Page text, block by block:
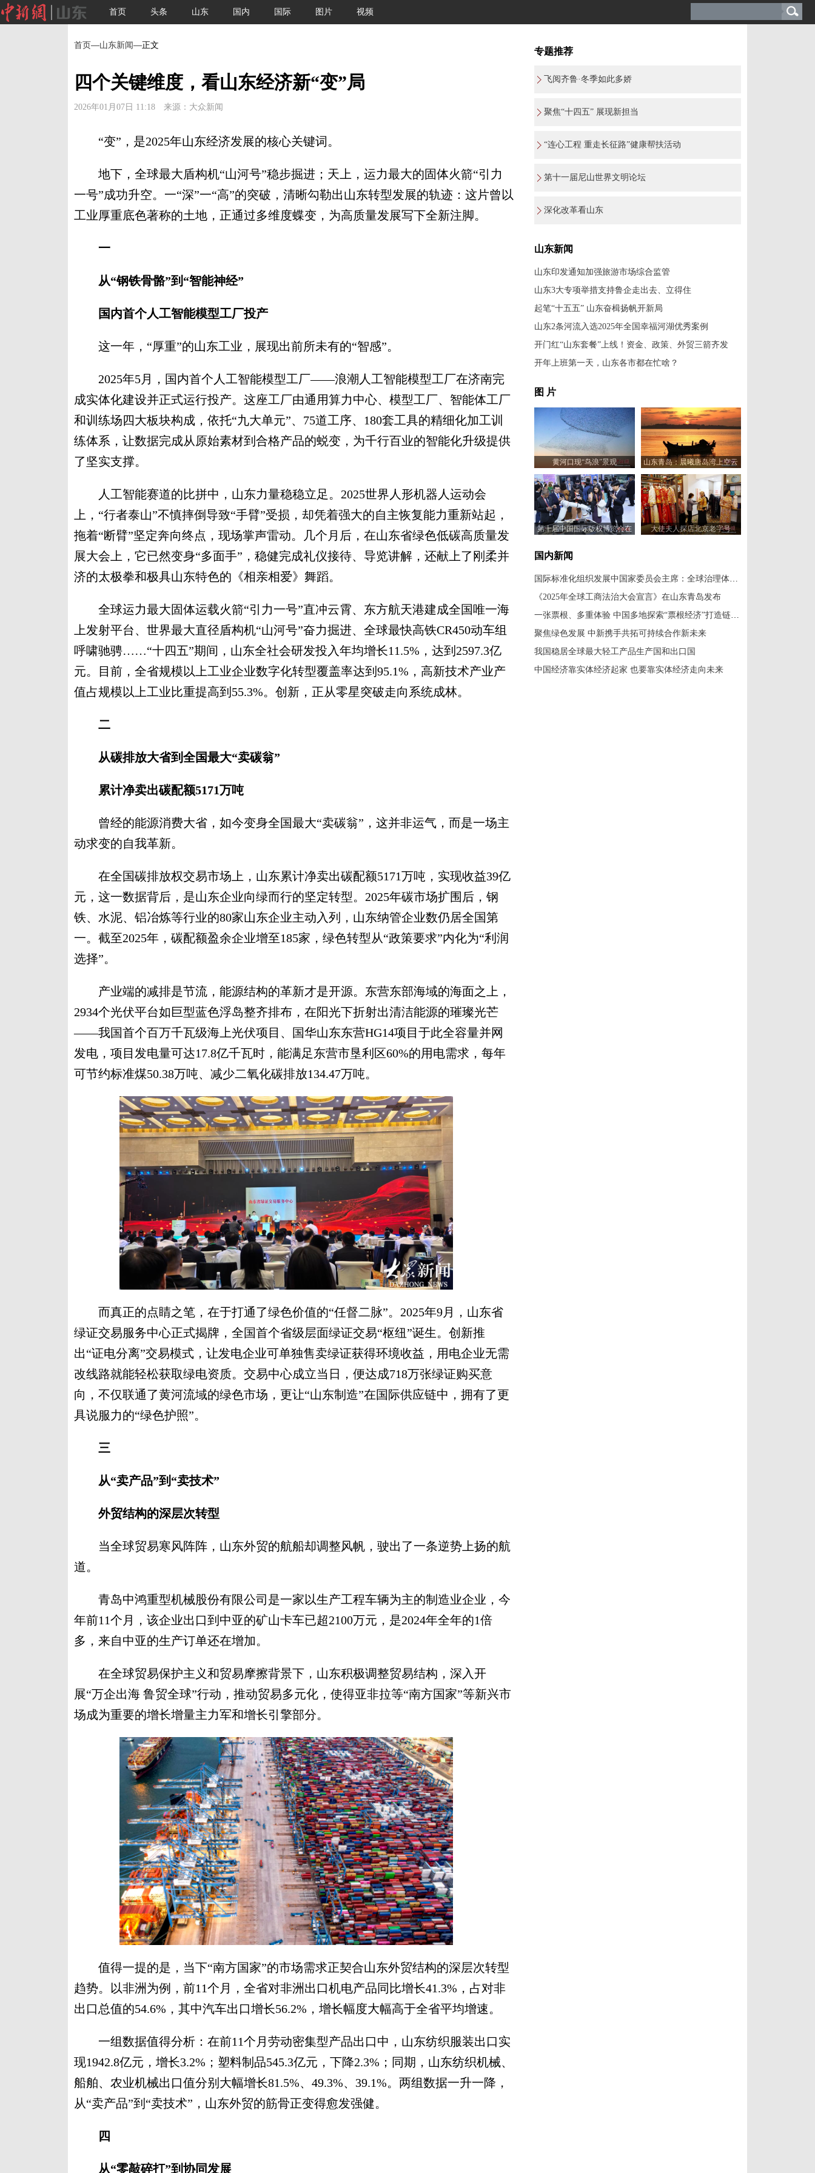
首页 头条 山东 国内 国际 图片 视频
首页—山东新闻—正文
四个关键维度，看山东经济新“变”局
2026年01月07日 11:18 来源：大众新闻
“变”，是2025年山东经济发展的核心关键词。
地下，全球最大盾构机“山河号”稳步掘进；天上，运力最大的固体火箭“引力
一号”成功升空。一“深”一“高”的突破，清晰勾勒出山东转型发展的轨迹：这片曾以
工业厚重底色著称的土地，正通过多维度蝶变，为高质量发展写下全新注脚。
一
从“钢铁骨骼”到“智能神经”
国内首个人工智能模型工厂投产
这一年，“厚重”的山东工业，展现出前所未有的“智感”。
2025年5月，国内首个人工智能模型工厂——浪潮人工智能模型工厂在济南完
成实体化建设并正式运行投产。这座工厂由通用算力中心、模型工厂、智能体工厂
和训练场四大板块构成，依托“九大单元”、75道工序、180套工具的精细化加工训
练体系，让数据完成从原始素材到合格产品的蜕变，为千行百业的智能化升级提供
了坚实支撑。
人工智能赛道的比拼中，山东力量稳稳立足。2025世界人形机器人运动会
上，“行者泰山”不慎摔倒导致“手臂”受损，却凭着强大的自主恢复能力重新站起，
拖着“断臂”坚定奔向终点，现场掌声雷动。几个月后，在山东省绿色低碳高质量发
展大会上，它已然变身“多面手”，稳健完成礼仪接待、导览讲解，还献上了刚柔并
济的太极拳和极具山东特色的《相亲相爱》舞蹈。
全球运力最大固体运载火箭“引力一号”直冲云霄、东方航天港建成全国唯一海
上发射平台、世界最大直径盾构机“山河号”奋力掘进、全球最快高铁CR450动车组
呼啸驰骋……“十四五”期间，山东全社会研发投入年均增长11.5%，达到2597.3亿
元。目前，全省规模以上工业企业数字化转型覆盖率达到95.1%，高新技术产业产
值占规模以上工业比重提高到55.3%。创新，正从零星突破走向系统成林。
二
从碳排放大省到全国最大“卖碳翁”
累计净卖出碳配额5171万吨
曾经的能源消费大省，如今变身全国最大“卖碳翁”，这并非运气，而是一场主
动求变的自我革新。
在全国碳排放权交易市场上，山东累计净卖出碳配额5171万吨，实现收益39亿
元，这一数据背后，是山东企业向绿而行的坚定转型。2025年碳市场扩围后，钢
铁、水泥、铝冶炼等行业的80家山东企业主动入列，山东纳管企业数仍居全国第
一。截至2025年，碳配额盈余企业增至185家，绿色转型从“政策要求”内化为“利润
选择”。
产业端的减排是节流，能源结构的革新才是开源。东营东部海域的海面之上，
2934个光伏平台如巨型蓝色浮岛整齐排布，在阳光下折射出清洁能源的璀璨光芒
——我国首个百万千瓦级海上光伏项目、国华山东东营HG14项目于此全容量并网
发电，项目发电量可达17.8亿千瓦时，能满足东营市垦利区60%的用电需求，每年
可节约标准煤50.38万吨、减少二氧化碳排放134.47万吨。
而真正的点睛之笔，在于打通了绿色价值的“任督二脉”。2025年9月，山东省
绿证交易服务中心正式揭牌，全国首个省级层面绿证交易“枢纽”诞生。创新推
出“证电分离”交易模式，让发电企业可单独售卖绿证获得环境收益，用电企业无需
改线路就能轻松获取绿电资质。交易中心成立当日，便达成718万张绿证购买意
向，不仅联通了黄河流域的绿色市场，更让“山东制造”在国际供应链中，拥有了更
具说服力的“绿色护照”。
三
从“卖产品”到“卖技术”
外贸结构的深层次转型
当全球贸易寒风阵阵，山东外贸的航船却调整风帆，驶出了一条逆势上扬的航
道。
青岛中鸿重型机械股份有限公司是一家以生产工程车辆为主的制造业企业，今
年前11个月，该企业出口到中亚的矿山卡车已超2100万元，是2024年全年的1倍
多，来自中亚的生产订单还在增加。
在全球贸易保护主义和贸易摩擦背景下，山东积极调整贸易结构，深入开
展“万企出海 鲁贸全球”行动，推动贸易多元化，使得亚非拉等“南方国家”等新兴市
场成为重要的增长增量主力军和增长引擎部分。
值得一提的是，当下“南方国家”的市场需求正契合山东外贸结构的深层次转型
趋势。以非洲为例，前11个月，全省对非洲出口机电产品同比增长41.3%，占对非
出口总值的54.6%，其中汽车出口增长56.2%，增长幅度大幅高于全省平均增速。
一组数据值得分析：在前11个月劳动密集型产品出口中，山东纺织服装出口实
现1942.8亿元，增长3.2%；塑料制品545.3亿元，下降2.3%；同期，山东纺织机械、
船舶、农业机械出口值分别大幅增长81.5%、49.3%、39.1%。两组数据一升一降，
从“卖产品”到“卖技术”，山东外贸的筋骨正变得愈发强健。
四
从“零敲碎打”到协同发展
专题推荐
飞阅齐鲁·冬季如此多娇
聚焦“十四五” 展现新担当
“连心工程 重走长征路”健康帮扶活动
第十一届尼山世界文明论坛
深化改革看山东
山东新闻
山东印发通知加强旅游市场综合监管
山东3大专项举措支持鲁企走出去、立得住
起笔“十五五” 山东奋楫扬帆开新局
山东2条河流入选2025年全国幸福河湖优秀案例
开门红“山东套餐”上线！资金、政策、外贸三箭齐发
开年上班第一天，山东各市都在忙啥？
图 片
黄河口现“鸟浪”景观
山东青岛：晨曦唐岛湾上空云
霞变幻 宛如油画
第十届中国国际版权博览会在
大使夫人探店北京老字号
国内新闻
国际标准化组织发展中国家委员会主席：全球治理体系改革应共建共享
《2025年全球工商法治大会宣言》在山东青岛发布
一张票根、多重体验 中国多地探索“票根经济”打造链式消费新场景
聚焦绿色发展 中新携手共拓可持续合作新未来
我国稳居全球最大轻工产品生产国和出口国
中国经济靠实体经济起家 也要靠实体经济走向未来